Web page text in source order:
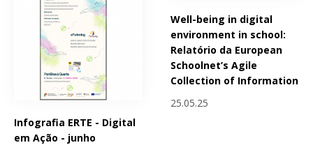
Infografia ERTE - Digital
em Ação - junho
Well-being in digital
environment in school:
Relatório da European
Schoolnet’s Agile
Collection of Information
25.05.25